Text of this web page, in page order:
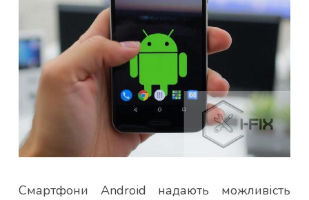
Смартфони Android надають можливість